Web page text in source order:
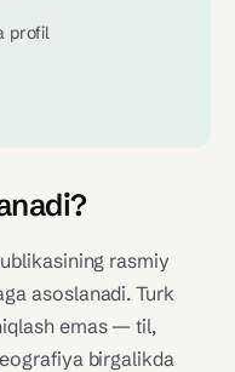
profil
rasmiy
asoslanadi. Turk
emas — til,
birgalikda